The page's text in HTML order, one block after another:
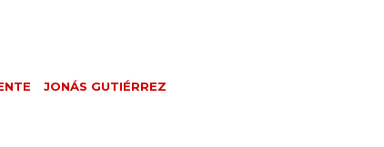
JONÁS GUTIÉRREZ